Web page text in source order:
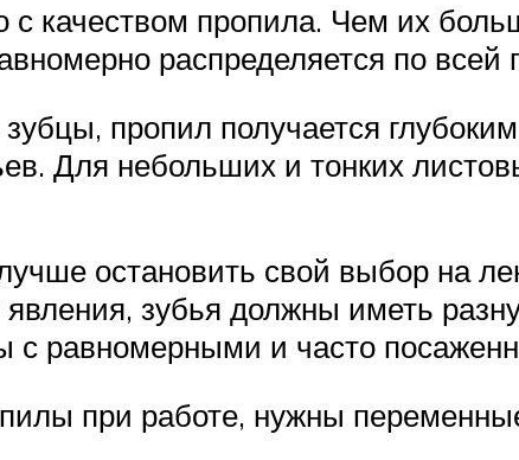
с качеством пропила. Чем их
распределяется по
пропил получается
Для небольших и тонких
остановить свой выбор на
зубья должны иметь
с равномерными и часто
при работе, нужны